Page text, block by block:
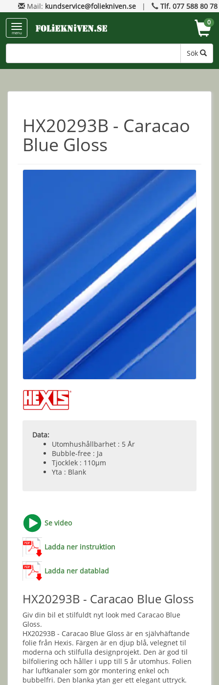
Mail: kundservice@foliekniven.se | Tlf. 077 588 80 78
menu
Sök
0
HX20293B - Caracao
Blue Gloss
Data:
Utomhushållbarhet : 5 År
Bubble-free : Ja
Tjocklek : 110µm
Yta : Blank
Se video
Ladda ner instruktion
Ladda ner datablad
HX20293B - Caracao Blue Gloss
Giv din bil et stilfuldt nyt look med Caracao Blue
Gloss.
HX20293B - Caracao Blue Gloss är en självhäftande
folie från Hexis. Färgen är en djup blå, velegnet til
moderna och stilfulla designprojekt. Den är god til
bilfoliering och håller i upp till 5 år utomhus. Folien
har luftkanaler som gör montering enkel och
bubbelfri. Den blanka ytan ger ett elegant uttryck.